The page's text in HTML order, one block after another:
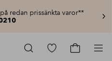
redan prissänkta varor**
Gå
Gå